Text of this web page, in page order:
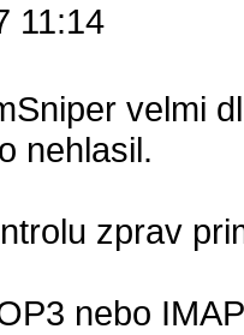
11:14
velmi
nehlasil.
zprav
nebo